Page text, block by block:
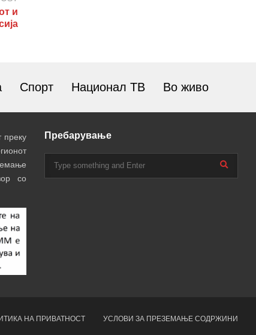
и
Спорт Национал ТВ Во живо
преку
со
Пребарување
НА ПРИВАТНОСТ УСЛОВИ ЗА ПРЕЗЕМАЊЕ СОДРЖИНИ